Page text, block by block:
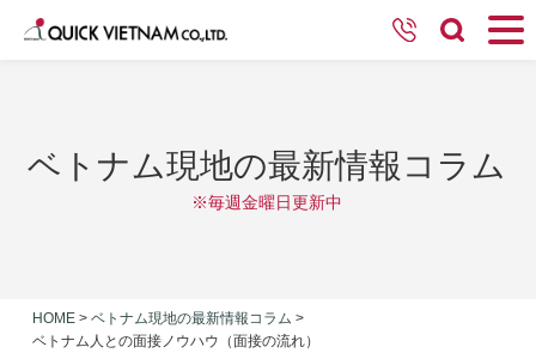
ベトナム現地の最新情報コラム
※毎週金曜日更新中
HOME > ベトナム現地の最新情報コラム >
ベトナム人との面接ノウハウ（面接の流れ）